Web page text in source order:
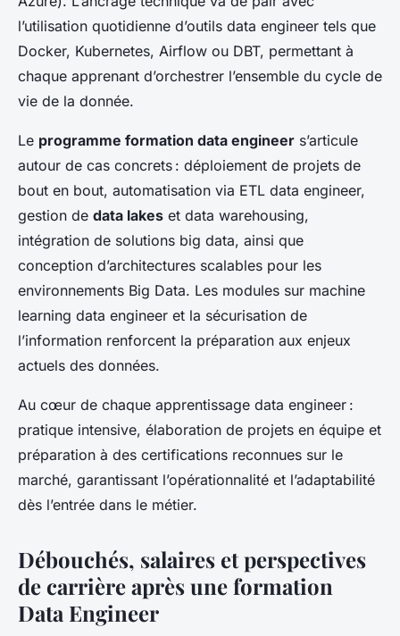
l’utilisation quotidienne d’outils data engineer tels que
Docker, Kubernetes, Airflow ou DBT, permettant à
chaque apprenant d’orchestrer l’ensemble du cycle de
vie de la donnée.
Le programme formation data engineer s’articule
autour de cas concrets : déploiement de projets de
bout en bout, automatisation via ETL data engineer,
gestion de data lakes et data warehousing,
intégration de solutions big data, ainsi que
conception d’architectures scalables pour les
environnements Big Data. Les modules sur machine
learning data engineer et la sécurisation de
l’information renforcent la préparation aux enjeux
actuels des données.
Au cœur de chaque apprentissage data engineer :
pratique intensive, élaboration de projets en équipe et
préparation à des certifications reconnues sur le
marché, garantissant l’opérationnalité et l’adaptabilité
dès l’entrée dans le métier.
Débouchés, salaires et perspectives
de carrière après une formation
Data Engineer